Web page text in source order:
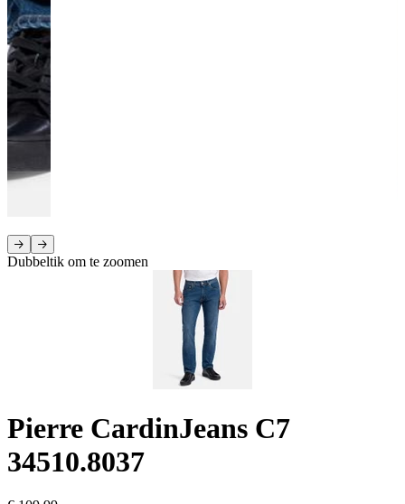
Dubbeltik om te zoomen
Pierre CardinJeans C7
34510.8037